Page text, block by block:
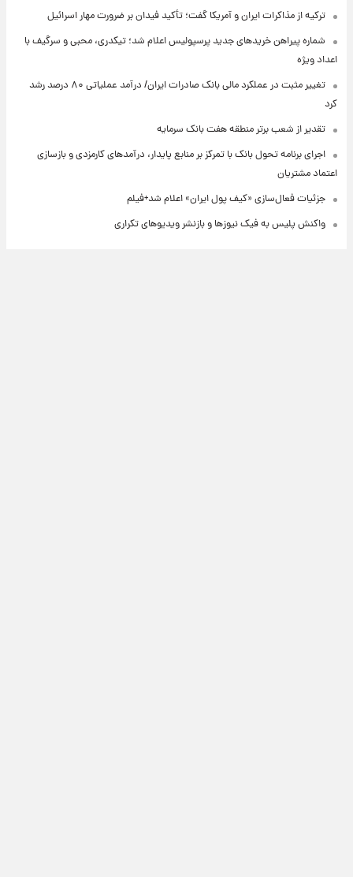
ترکیه از مذاکرات ایران و آمریکا گفت؛ تأکید فیدان بر ضرورت مهار اسرائیل
شماره پیراهن خریدهای جدید پرسپولیس اعلام شد؛ تیکدری، محبی و سرگیف با
اعداد ویژه
تغییر مثبت در عملکرد مالی بانک صادرات ایران/ درآمد عملیاتی ۸۰ درصد رشد
کرد
تقدیر از شعب برتر منطقه هفت بانک سرمایه
اجرای برنامه تحول بانک با تمرکز بر منابع پایدار، درآمدهای کارمزدی و بازسازی
اعتماد مشتریان
جزئیات فعال‌سازی «کیف پول ایران» اعلام شد+فیلم
واکنش پلیس به فیک نیوزها و بازنشر ویدیوهای تکراری